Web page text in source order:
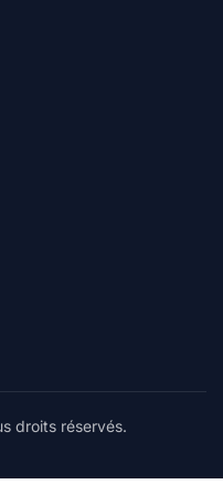
droits réservés.